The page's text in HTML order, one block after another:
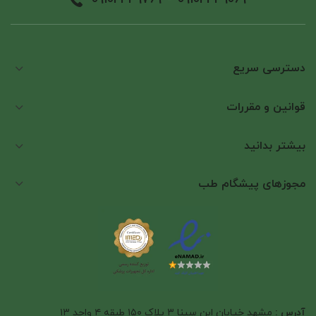
دسترسی سریع
قوانین و مقررات
بیشتر بدانید
مجوزهای پیشگام طب
آدرس : مشهد خیابان ابن سینا ۳ پلاک ۱۵۰ طبقه ۴ واحد ۱۳